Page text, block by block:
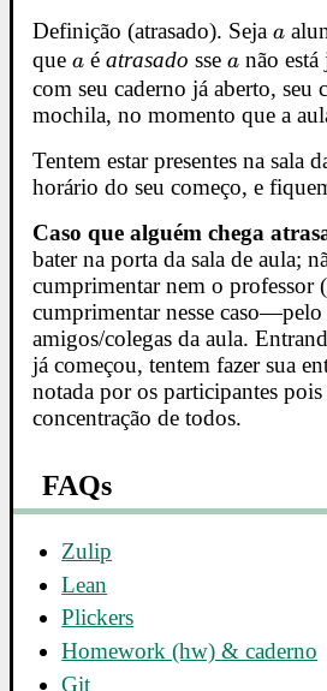
Definição (atrasado). Sejaa
a
quea
a éatrasado ssea
a não está
com seu caderno já aberto, seu
mochila, no momento que a
Tentem estar presentes na sala
horário do seu começo, e
Caso que alguém chega
bater na porta da sala de aula;
cumprimentar nem o professor
cumprimentar nesse
amigos/colegas da aula.
já começou, tentem fazer sua
notada por os participantes pois
concentração de todos.
FAQs
Zulip
Lean
Plickers
Homework (hw) & caderno
Git